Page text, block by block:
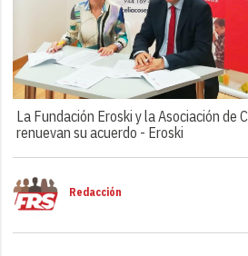
La Fundación Eroski y la Asociación de
renuevan su acuerdo - Eroski
Redacción